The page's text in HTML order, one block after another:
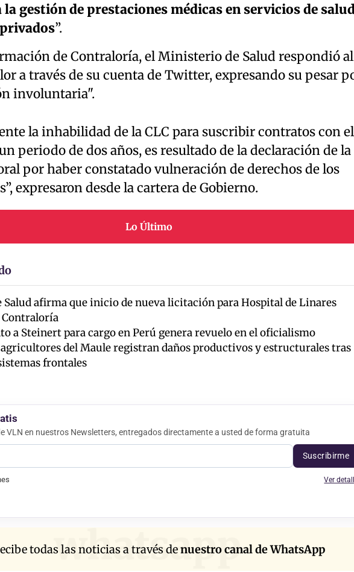
gestión de prestaciones médicas en servicios de
”.
de Contraloría, el Ministerio de Salud respondió al
a través de su cuenta de Twitter, expresando su pesar
involuntaria".
la inhabilidad de la CLC para suscribir contratos con el
periodo de dos años, es resultado de la declaración de la
por haber constatado vulneración de derechos de los
expresaron desde la cartera de Gobierno.
Lo Último
afirma que inicio de nueva licitación para Hospital de Linares
Contraloría
a Steinert para cargo en Perú genera revuelo en el oficialismo
del Maule registran daños productivos y estructurales tras
frontales
VLN en nuestros Newsletters, entregados directamente a usted de forma gratuita
Suscribirme
Ver
whatsapp
todas las noticias a través denuestro canal de WhatsApp